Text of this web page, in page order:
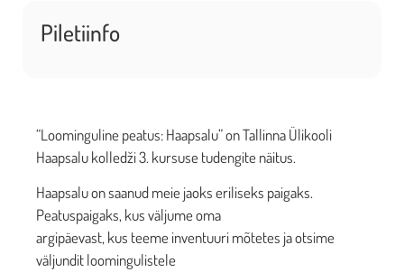
“Loominguline peatus: Haapsalu” on Tallinna Ülikooli
Haapsalu kolledži 3. kursuse tudengite näitus.
Haapsalu on saanud meie jaoks eriliseks paigaks.
Peatuspaigaks, kus väljume oma
argipäevast, kus teeme inventuuri mõtetes ja otsime
väljundit loomingulistele
Piletiinfo